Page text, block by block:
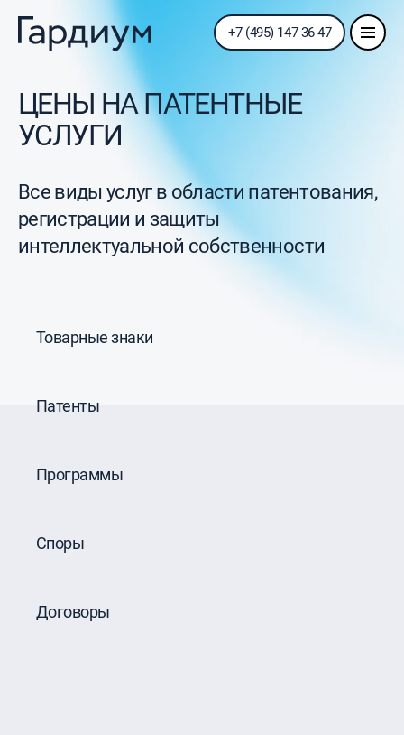
+7 (495) 147 36 47
ЦЕНЫ НА ПАТЕНТНЫЕ
УСЛУГИ
Все виды услуг в области патентования,
регистрации и защиты
интеллектуальной собственности
Товарные знаки
Патенты
Программы
Споры
Договоры